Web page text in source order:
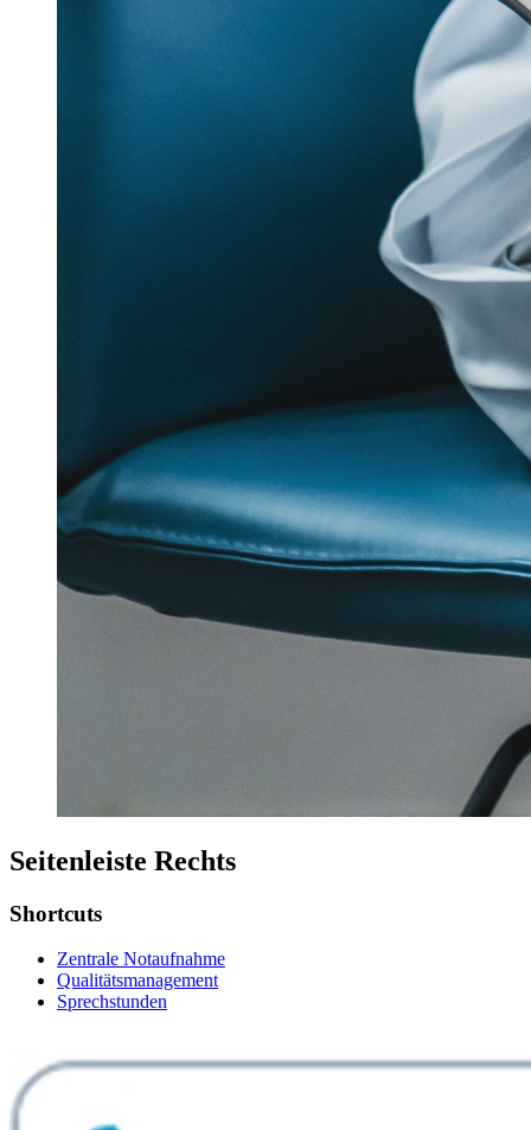
Seitenleiste Rechts
Shortcuts
Zentrale Notaufnahme
Qualitätsmanagement
Sprechstunden